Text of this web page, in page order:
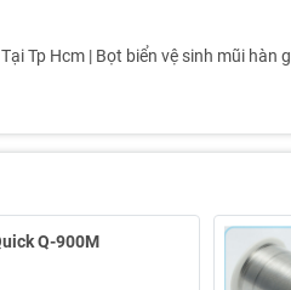
Tp Hcm | Bọt biển vệ sinh mũi
Q-900M